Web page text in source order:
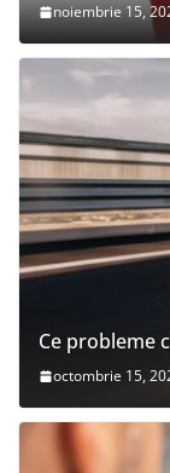
noiembrie 15,
Ce probleme
octombrie 15,